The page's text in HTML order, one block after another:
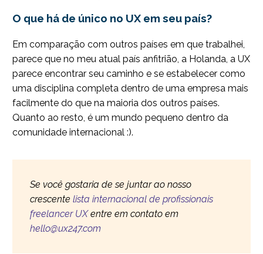
O que há de único no UX em seu país?
Em comparação com outros países em que trabalhei,
parece que no meu atual país anfitrião, a Holanda, a UX
parece encontrar seu caminho e se estabelecer como
uma disciplina completa dentro de uma empresa mais
facilmente do que na maioria dos outros países.
Quanto ao resto, é um mundo pequeno dentro da
comunidade internacional :).
Se você gostaria de se juntar ao nosso
crescente lista internacional de profissionais
freelancer UXentre em contato em
hello@ux247.com